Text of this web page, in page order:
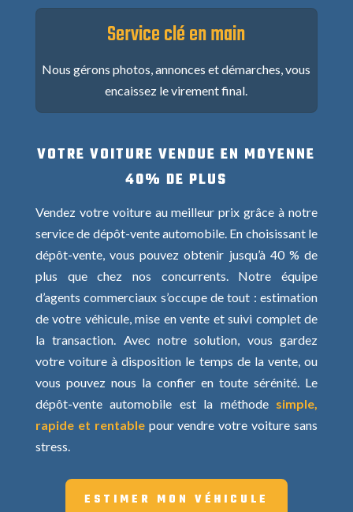
Service clé en main
Nous gérons photos, annonces et démarches, vous
encaissez le virement final.
VOTRE VOITURE VENDUE EN MOYENNE
40% DE PLUS
Vendez votre voiture au meilleur prix grâce à notre
service de dépôt-vente automobile. En choisissant le
dépôt-vente, vous pouvez obtenir jusqu’à 40 % de
plus que chez nos concurrents. Notre équipe
d’agents commerciaux s’occupe de tout : estimation
de votre véhicule, mise en vente et suivi complet de
la transaction. Avec notre solution, vous gardez
votre voiture à disposition le temps de la vente, ou
vous pouvez nous la confier en toute sérénité. Le
dépôt-vente automobile est la méthode simple,
rapide et rentablepour vendre votre voiture sans
stress.
ESTIMER MON VÉHICULE